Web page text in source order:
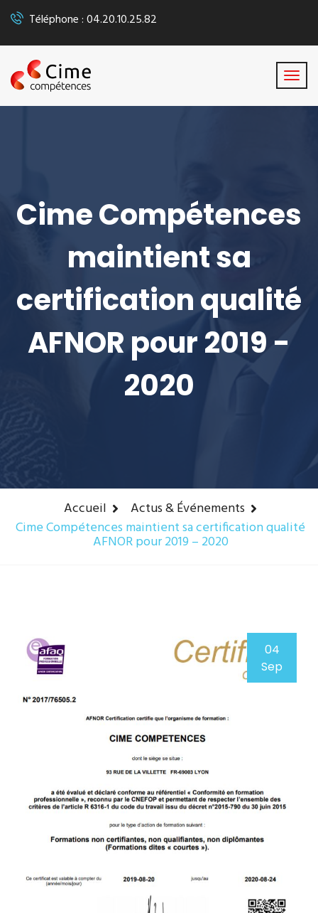
Téléphone : 04.20.10.25.82
Cime Compétences
maintient sa
certification qualité
AFNOR pour 2019 -
2020
Accueil
Actus & Événements
Cime Compétences maintient sa certification qualité
AFNOR pour 2019 – 2020
04
Sep